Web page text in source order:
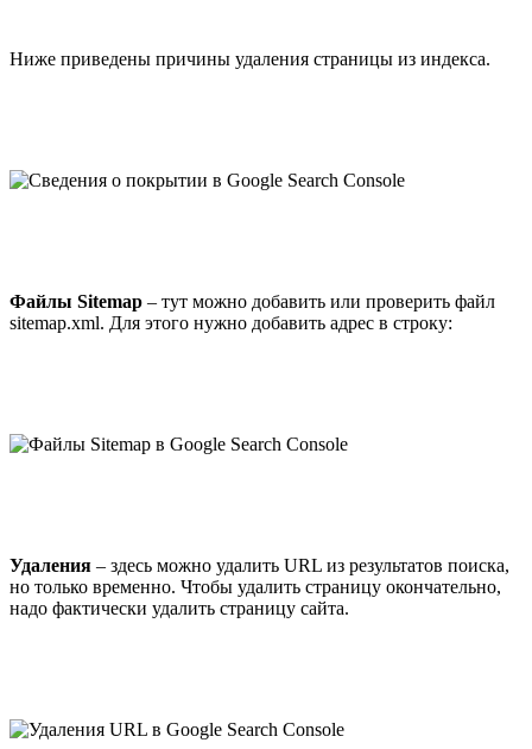
Ниже приведены причины удаления страницы из индекса.
Файлы Sitemap – тут можно добавить или проверить файл
sitemap.xml. Для этого нужно добавить адрес в строку:
Удаления – здесь можно удалить URL из результатов поиска,
но только временно. Чтобы удалить страницу окончательно,
надо фактически удалить страницу сайта.